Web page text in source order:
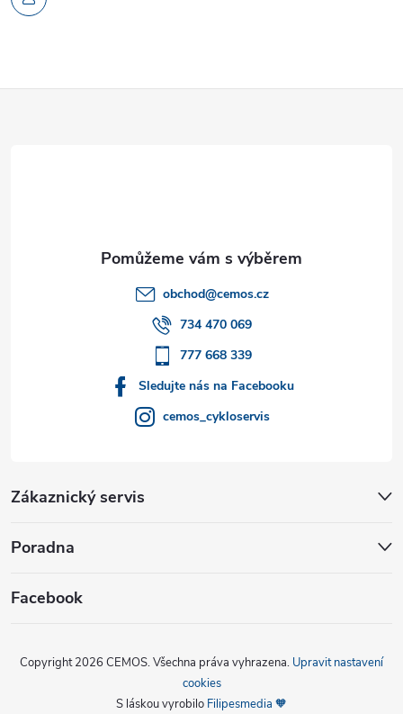
obchod@cemos.cz
734 470 069
777 668 339
Sledujte nás na Facebooku
cemos_cykloservis
Zákaznický servis
Poradna
Facebook
Copyright 2026 CEMOS. Všechna práva vyhrazena. Upravit nastavení
cookies
S láskou vyrobilo Filipesmedia 🧡